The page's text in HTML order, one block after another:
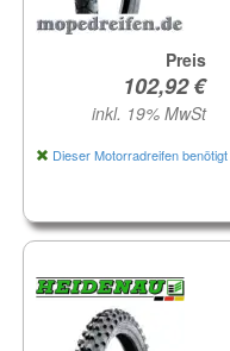
Preis
inkl. 19% MwSt
Dieser Motorradreifen benötigt